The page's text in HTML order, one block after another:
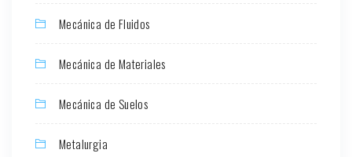
Mecánica de Fluidos
Mecánica de Materiales
Mecánica de Suelos
Metalurgia